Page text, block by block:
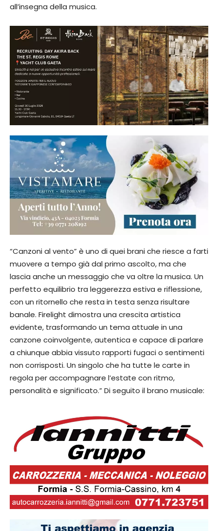
all’insegna della musica.
“Canzoni al vento” è uno di quei brani che riesce a farti
muovere a tempo già dal primo ascolto, ma che
lascia anche un messaggio che va oltre la musica. Un
perfetto equilibrio tra leggerezza estiva e riflessione,
con un ritornello che resta in testa senza risultare
banale. Firelight dimostra una crescita artistica
evidente, trasformando un tema attuale in una
canzone coinvolgente, autentica e capace di parlare
a chiunque abbia vissuto rapporti fugaci o sentimenti
non corrisposti. Un singolo che ha tutte le carte in
regola per accompagnare l’estate con ritmo,
personalità e significato.” Di seguito il brano musicale: